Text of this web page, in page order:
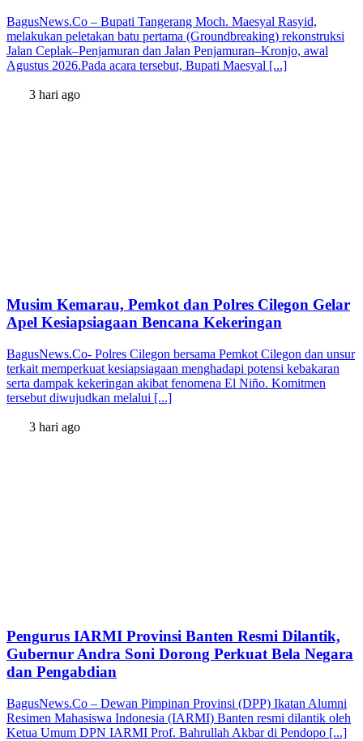
BagusNews.Co – Bupati Tangerang Moch. Maesyal Rasyid,
melakukan peletakan batu pertama (Groundbreaking) rekonstruksi
Jalan Ceplak–Penjamuran dan Jalan Penjamuran–Kronjo, awal
Agustus 2026.Pada acara tersebut, Bupati Maesyal [...]
3 hari ago
Musim Kemarau, Pemkot dan Polres Cilegon Gelar
Apel Kesiapsiagaan Bencana Kekeringan
BagusNews.Co- Polres Cilegon bersama Pemkot Cilegon dan unsur
terkait memperkuat kesiapsiagaan menghadapi potensi kebakaran
serta dampak kekeringan akibat fenomena El Niño. Komitmen
tersebut diwujudkan melalui [...]
3 hari ago
Pengurus IARMI Provinsi Banten Resmi Dilantik,
Gubernur Andra Soni Dorong Perkuat Bela Negara
dan Pengabdian
BagusNews.Co – Dewan Pimpinan Provinsi (DPP) Ikatan Alumni
Resimen Mahasiswa Indonesia (IARMI) Banten resmi dilantik oleh
Ketua Umum DPN IARMI Prof. Bahrullah Akbar di Pendopo [...]